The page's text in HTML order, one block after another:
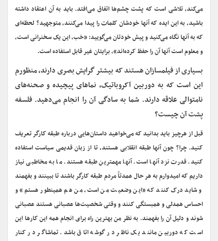
می‌کند، تلاشی است که پشت چشم‌ها اتفاق می‌افتد. باید به آن اعتقاد داشته
باشید، به این ایده که آنها خودشان کلمات را پیدا می‌کنند، متوجهید؟ لحظه‌ای
که به آنها نگاه می‌کنید و پیش خودتان می‌گویید: «خب، این یک سخنرانی است،
و معلوم است آنها آن را حفظ کرده‌اند»، برایتان غیر قابل استفاده است.
بسیاری از فیلمسازان هستند که بیشتر گرایش بصری دارند، منظورم
این است که به دوربین آکروباتیک، نماهای پیچیده و صحنه‌های
نامتوالی علاقه دارند. شما به سادگی آن را انجام می‌دهید. فلسفه
پشت آن چیست؟
قبل از هرچیز باید بدانید که می‌خواهید داستان‌هایی درباره طبقه کارگر تعریف
کنید. چرا؟ چون آنها طبقه انقلابی هستند، تا از زبان قدیمی سیاست استفاده
کنید. قدرت نزد آنها است. آنها مهمترین طبقه هستند. ما به مخاطبی نیاز
داریم که امیدوارم به هر حال عمدتاً مردم طبقه کارگر باشند تا ببینند و بفهمند
و شاید درک کنند که «این وضعیت من است، من هم همینطور هستم» و
احساس همدلی و همبستگی کنند و وقتی شخصیتها عصبانی هستند عصبانی
شوند و دلیل آن را بفهمند. به نظر من بهترین راه برای انجام همه این کارها این
است که دوربین مانند یک ناظر در گوشه اتاق باشد. تماشاگر در کنار